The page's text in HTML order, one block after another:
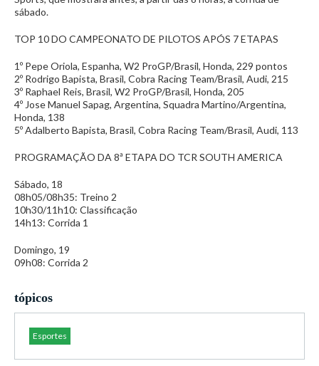
sábado.
TOP 10 DO CAMPEONATO DE PILOTOS APÓS 7 ETAPAS
1º Pepe Oriola, Espanha, W2 ProGP/Brasil, Honda, 229 pontos
2º Rodrigo Bapista, Brasil, Cobra Racing Team/Brasil, Audi, 215
3º Raphael Reis, Brasil, W2 ProGP/Brasil, Honda, 205
4º Jose Manuel Sapag, Argentina, Squadra Martino/Argentina,
Honda, 138
5º Adalberto Bapista, Brasil, Cobra Racing Team/Brasil, Audi, 113
PROGRAMAÇÃO DA 8ª ETAPA DO TCR SOUTH AMERICA
Sábado, 18
08h05/08h35: Treino 2
10h30/11h10: Classificação
14h13: Corrida 1
Domingo, 19
09h08: Corrida 2
tópicos
Esportes